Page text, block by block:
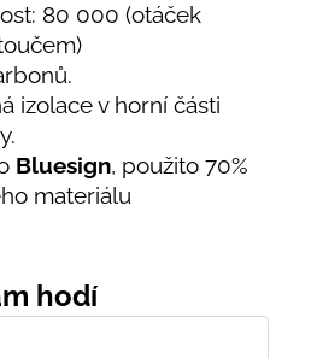
80 000 (otáček
izolace v horní části
Bluesign, použito 70%
materiálu